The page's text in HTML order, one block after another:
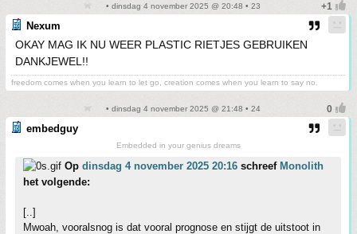
• dinsdag 4 november 2025 @ 20:48 • 23
Nexum
OKAY MAG IK NU WEER PLASTIC RIETJES GEBRUIKEN
DANKJEWEL!!
freedom comes when you learn to let go, creation comes when you learn to say no.
• dinsdag 4 november 2025 @ 21:48 • 24
embedguy
Embedded in your genius dreams
Op dinsdag 4 november 2025 20:16 schreef Monolith
het volgende:
[..]
Mwoah, vooralsnog is dat vooral prognose en stijgt de uitstoot in